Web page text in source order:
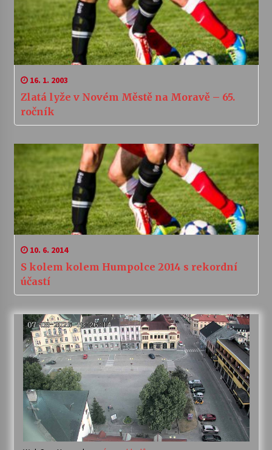
16. 1. 2003
Zlatá lyže v Novém Městě na Moravě – 65.
ročník
10. 6. 2014
S kolem kolem Humpolce 2014 s rekordní
účastí